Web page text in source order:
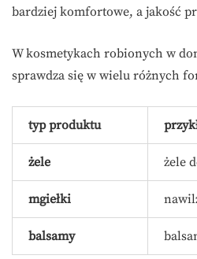
bardziej komfortowe, a jakość
W kosmetykach robionych w
sprawdza się w wielu różnych
typ produktu
żele żele
mgiełki
balsamy